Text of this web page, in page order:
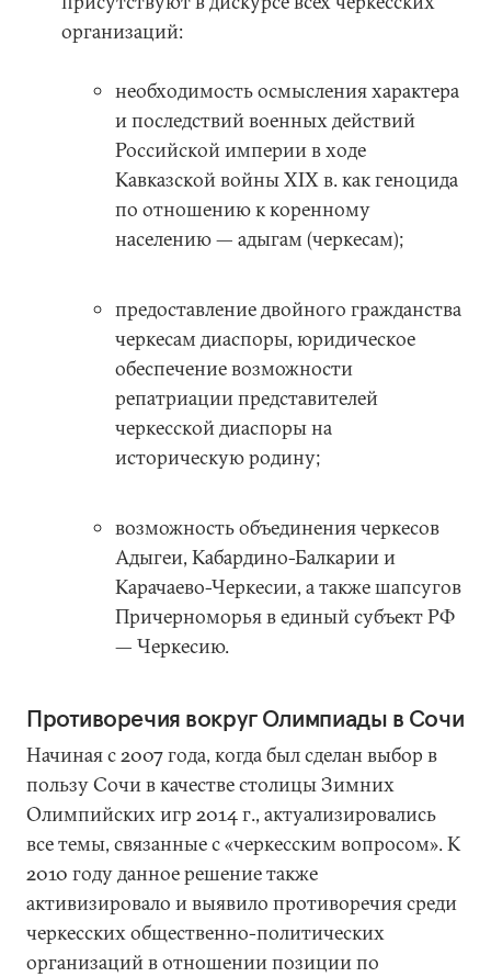
организаций:
необходимость осмысления характера
и последствий военных действий
Российской империи в ходе
Кавказской войны XIX в. как геноцида
по отношению к коренному
населению — адыгам (черкесам);
предоставление двойного гражданства
черкесам диаспоры, юридическое
обеспечение возможности
репатриации представителей
черкесской диаспоры на
историческую родину;
возможность объединения черкесов
Адыгеи, Кабардино-Балкарии и
Карачаево-Черкесии, а также шапсугов
Причерноморья в единый субъект РФ
— Черкесию.
Противоречия вокруг Олимпиады в Сочи
Начиная с 2007 года, когда был сделан выбор в
пользу Сочи в качестве столицы Зимних
Олимпийских игр 2014 г., актуализировались
все темы, связанные с «черкесским вопросом». К
2010 году данное решение также
активизировало и выявило противоречия среди
черкесских общественно-политических
организаций в отношении позиции по